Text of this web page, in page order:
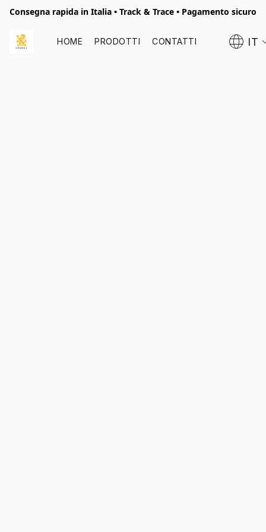
Consegna rapida in Italia • Track & Trace • Pagamento sicuro
HOME PRODOTTI CONTATTI IT